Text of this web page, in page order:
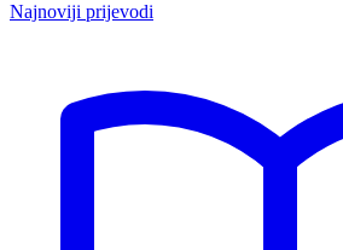
Najnoviji prijevodi